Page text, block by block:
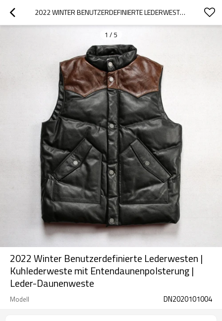
2022 WINTER BENUTZERDEFINIERTE LEDERWESTEN | KUHLEDERWESTE MIT ENTENDAUNENPOLSTERUNG | LEDER-DAUNENWESTE
1 / 5
2022 Winter Benutzerdefinierte Lederwesten |
Kuhlederweste mit Entendaunenpolsterung |
Leder-Daunenweste
Modell DN2020101004